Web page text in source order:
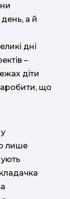
а й
дні
–
діти
що
лише